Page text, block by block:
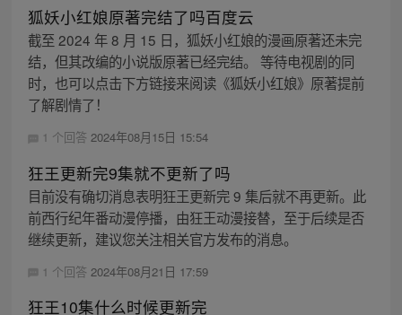
狐妖小红娘原著完结了吗百度云
截至 2024 年 8 月 15 日，狐妖小红娘的漫画原著还未完
结，但其改编的小说版原著已经完结。 等待电视剧的同
时，也可以点击下方链接来阅读《狐妖小红娘》原著提前
了解剧情了！
1 个回答 2024年08月15日 15:54
狂王更新完9集就不更新了吗
目前没有确切消息表明狂王更新完 9 集后就不再更新。此
前西行纪年番动漫停播，由狂王动漫接替，至于后续是否
继续更新，建议您关注相关官方发布的消息。
1 个回答 2024年08月21日 17:59
狂王10集什么时候更新完